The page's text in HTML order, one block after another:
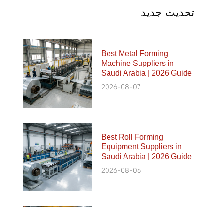
تحديث جديد
Best Metal Forming
Machine Suppliers in
Saudi Arabia | 2026 Guide
2026-08-07
Best Roll Forming
Equipment Suppliers in
Saudi Arabia | 2026 Guide
2026-08-06